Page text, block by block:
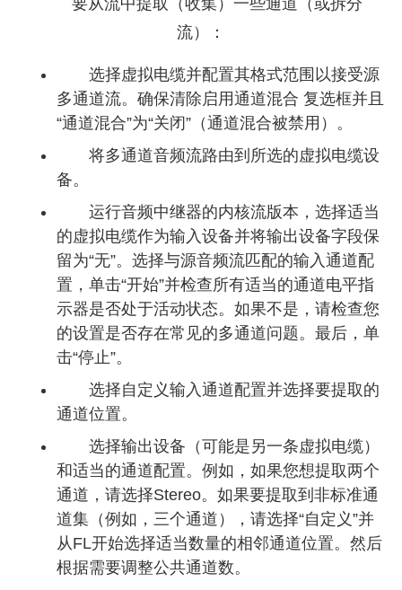
要从流中提取（收集）一些通道（或拆分
流）：
选择虚拟电缆并配置其格式范围以接受源
多通道流。确保清除启用通道混合 复选框并且
“通道混合”为“关闭”（通道混合被禁用）。
将多通道音频流路由到所选的虚拟电缆设
备。
运行音频中继器的内核流版本，选择适当
的虚拟电缆作为输入设备并将输出设备字段保
留为“无”。选择与源音频流匹配的输入通道配
置，单击“开始”并检查所有适当的通道电平指
示器是否处于活动状态。如果不是，请检查您
的设置是否存在常见的多通道问题。最后，单
击“停止”。
选择自定义输入通道配置并选择要提取的
通道位置。
选择输出设备（可能是另一条虚拟电缆）
和适当的通道配置。例如，如果您想提取两个
通道，请选择Stereo。如果要提取到非标准通
道集（例如，三个通道），请选择“自定义”并
从FL开始选择适当数量的相邻通道位置。然后
根据需要调整公共通道数。